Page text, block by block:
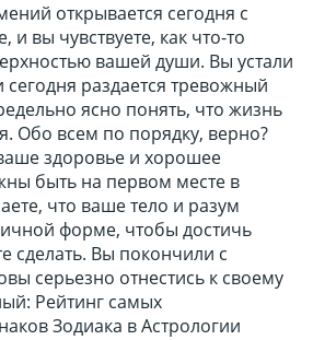
открывается сегодня с
вы чувствуете, как что-то
вашей души. Вы устали
сегодня раздается тревожный
ясно понять, что жизнь
Обо всем по порядку, верно?
здоровье и хорошее
быть на первом месте в
что ваше тело и разум
форме, чтобы достичь
сделать. Вы покончили с
серьезно отнестись к своему
Рейтинг самых
Зодиака в Астрологии